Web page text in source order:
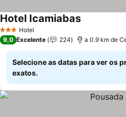
3 EstrelasHotel
Hotel Icamiabas
9,0 Excelente 224 a 0.9 km de
Selecione as datas para ver os
exatos.